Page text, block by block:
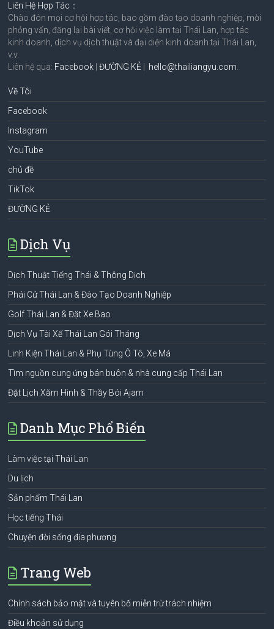
Liên Hệ Hợp Tác ：
Chào đón mọi cơ hội hợp tác, bao gồm đào tạo doanh nghiệp, mời
phỏng vấn, đăng lại bài viết, cơ hội việc làm tại Thái Lan, hợp tác
kinh doanh, dịch vụ dịch thuật và đại diện kinh doanh tại Thái Lan,
v.v.
Liên hệ qua: Facebook |ĐƯỜNG KẺ hello@thailiangyu.com
Về Tôi
Facebook
Instagram
YouTube
chủ đề
TikTok
ĐƯỜNG KẺ
Dịch Vụ
Dịch Thuật Tiếng Thái & Thông Dịch
Phái Cử Thái Lan & Đào Tạo Doanh Nghiệp
Golf Thái Lan & Đặt Xe Bao
Dịch Vụ Tài Xế Thái Lan Gói Tháng
Linh Kiện Thái Lan & Phụ Tùng Ô Tô, Xe Má
Tìm nguồn cung ứng bán buôn & nhà cung cấp Thái Lan
Đặt Lịch Xăm Hình & Thầy Bói Ajarn
Danh Mục Phổ Biến
Làm việc tại Thái Lan
Du lịch
Sản phẩm Thái Lan
Học tiếng Thái
Chuyện đời sống địa phương
Trang Web
Chính sách bảo mật và tuyên bố miễn trừ trách nhiệm
Điều khoản sử dụng